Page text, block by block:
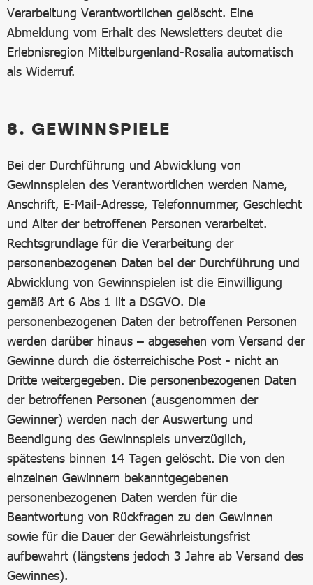
Verarbeitung Verantwortlichen gelöscht. Eine
Abmeldung vom Erhalt des Newsletters deutet die
Erlebnisregion Mittelburgenland-Rosalia automatisch
als Widerruf.
8. GEWINNSPIELE
Bei der Durchführung und Abwicklung von
Gewinnspielen des Verantwortlichen werden Name,
Anschrift, E-Mail-Adresse, Telefonnummer, Geschlecht
und Alter der betroffenen Personen verarbeitet.
Rechtsgrundlage für die Verarbeitung der
personenbezogenen Daten bei der Durchführung und
Abwicklung von Gewinnspielen ist die Einwilligung
gemäß Art 6 Abs 1 lit a DSGVO. Die
personenbezogenen Daten der betroffenen Personen
werden darüber hinaus – abgesehen vom Versand der
Gewinne durch die österreichische Post - nicht an
Dritte weitergegeben. Die personenbezogenen Daten
der betroffenen Personen (ausgenommen der
Gewinner) werden nach der Auswertung und
Beendigung des Gewinnspiels unverzüglich,
spätestens binnen 14 Tagen gelöscht. Die von den
einzelnen Gewinnern bekanntgegebenen
personenbezogenen Daten werden für die
Beantwortung von Rückfragen zu den Gewinnen
sowie für die Dauer der Gewährleistungsfrist
aufbewahrt (längstens jedoch 3 Jahre ab Versand des
Gewinnes).